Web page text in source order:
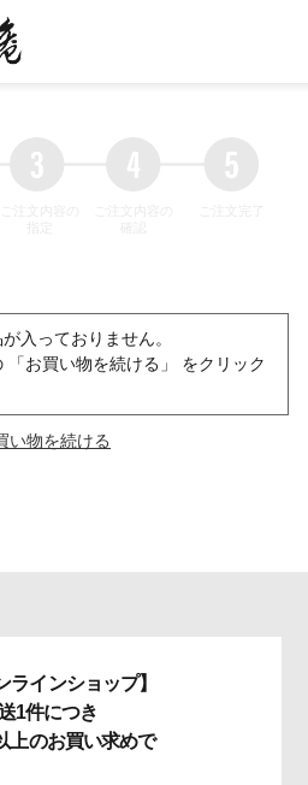
入っておりません。
「お買い物を続ける」 をクリック
ラインショップ】
1件につき
上のお買い求めで